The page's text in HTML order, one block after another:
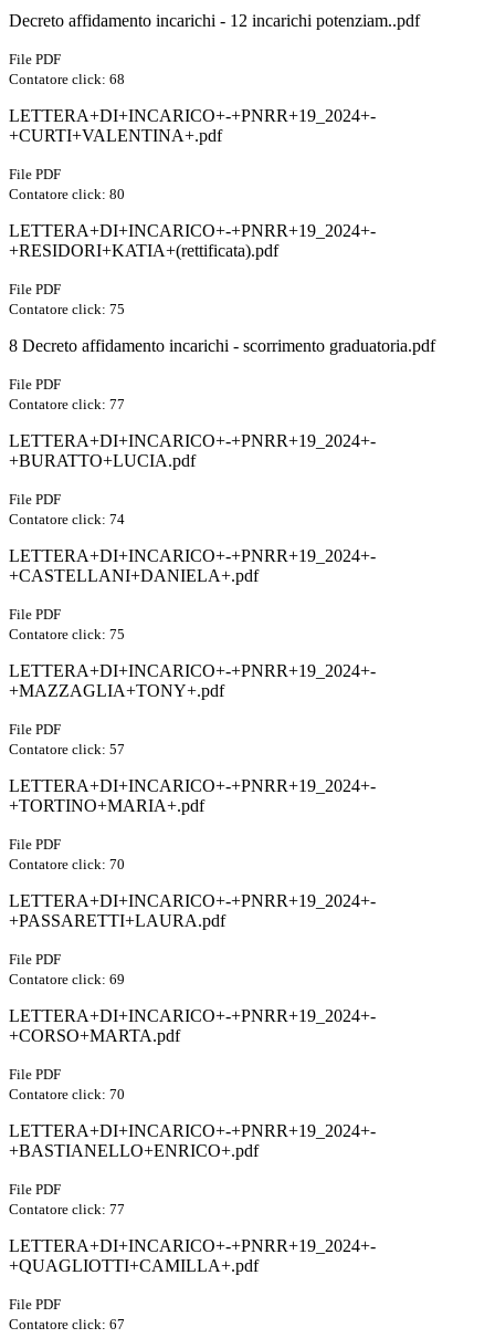
Decreto affidamento incarichi - 12 incarichi potenziam..pdf
File PDF
Contatore click: 68
LETTERA+DI+INCARICO+-+PNRR+19_2024+-
+CURTI+VALENTINA+.pdf
File PDF
Contatore click: 80
LETTERA+DI+INCARICO+-+PNRR+19_2024+-
+RESIDORI+KATIA+(rettificata).pdf
File PDF
Contatore click: 75
8 Decreto affidamento incarichi - scorrimento graduatoria.pdf
File PDF
Contatore click: 77
LETTERA+DI+INCARICO+-+PNRR+19_2024+-
+BURATTO+LUCIA.pdf
File PDF
Contatore click: 74
LETTERA+DI+INCARICO+-+PNRR+19_2024+-
+CASTELLANI+DANIELA+.pdf
File PDF
Contatore click: 75
LETTERA+DI+INCARICO+-+PNRR+19_2024+-
+MAZZAGLIA+TONY+.pdf
File PDF
Contatore click: 57
LETTERA+DI+INCARICO+-+PNRR+19_2024+-
+TORTINO+MARIA+.pdf
File PDF
Contatore click: 70
LETTERA+DI+INCARICO+-+PNRR+19_2024+-
+PASSARETTI+LAURA.pdf
File PDF
Contatore click: 69
LETTERA+DI+INCARICO+-+PNRR+19_2024+-
+CORSO+MARTA.pdf
File PDF
Contatore click: 70
LETTERA+DI+INCARICO+-+PNRR+19_2024+-
+BASTIANELLO+ENRICO+.pdf
File PDF
Contatore click: 77
LETTERA+DI+INCARICO+-+PNRR+19_2024+-
+QUAGLIOTTI+CAMILLA+.pdf
File PDF
Contatore click: 67